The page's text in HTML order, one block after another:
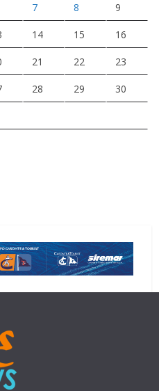
7 8 9
14 15 16
21 22 23
28 29 30